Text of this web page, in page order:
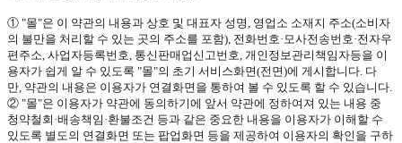
① "몰"은 이 약관의 내용과 상호 및 대표자 성명 영업소 소재지 주소(소비자
의 불만을 처리할 수 있는 곳의 주소를 포함), 전화번호·모사전송번호·전자우
편주소 사업자등록번호 통신판매업신고번호 개인정보관리책임자등을 이
용자가 쉽게 알 수 있도록 "몰"의 초기 서비스화면(전면)에 게시합니다 다
만 약관의 내용은 이용자가 연결화면을 통하여 볼 수 있도록 할 수 있습니다
② "몰"은 이용자가 약관에 동의하기에 앞서 약관에 정하여져 있는 내용 중
청약철회·배송책임·환불조건 등과 같은 중요한 내용을 이용자가 이해할 수
있도록 별도의 연결화면 또는 팝업화면 등을 제공하여 이용자의 확인을 구하